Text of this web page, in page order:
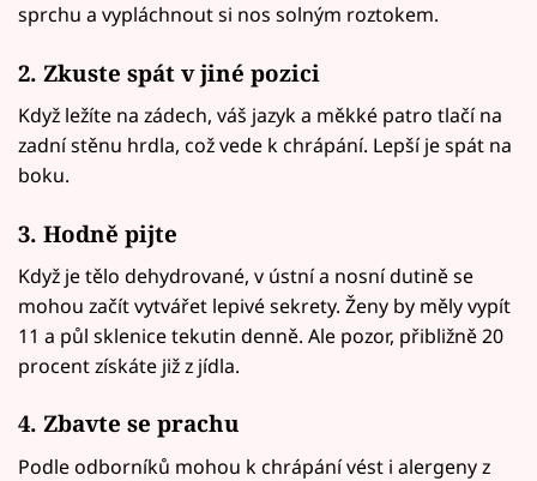
sprchu a vypláchnout si nos solným roztokem.
2. Zkuste spát v jiné pozici
Když ležíte na zádech, váš jazyk a měkké patro tlačí na
zadní stěnu hrdla, což vede k chrápání. Lepší je spát na
boku.
3. Hodně pijte
Když je tělo dehydrované, v ústní a nosní dutině se
mohou začít vytvářet lepivé sekrety. Ženy by měly vypít
11 a půl sklenice tekutin denně. Ale pozor, přibližně 20
procent získáte již z jídla.
4. Zbavte se prachu
Podle odborníků mohou k chrápání vést i alergeny z